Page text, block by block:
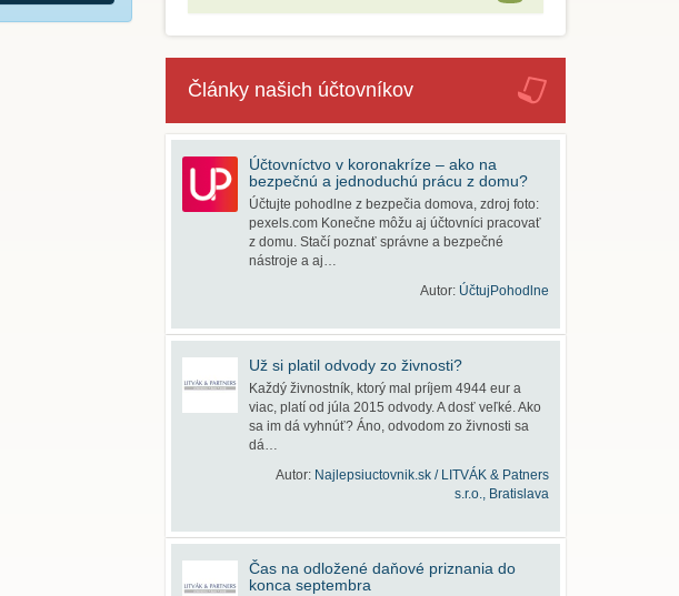
Články našich účtovníkov
Účtovníctvo v koronakríze – ako na
bezpečnú a jednoduchú prácu z domu?
Účtujte pohodlne z bezpečia domova, zdroj foto:
pexels.com Konečne môžu aj účtovníci pracovať
z domu. Stačí poznať správne a bezpečné
nástroje a aj…
Autor: ÚčtujPohodlne
Už si platil odvody zo živnosti?
Každý živnostník, ktorý mal príjem 4944 eur a
viac, platí od júla 2015 odvody. A dosť veľké. Ako
sa im dá vyhnúť? Áno, odvodom zo živnosti sa
dá…
Autor: Najlepsiuctovnik.sk / LITVÁK & Patners
s.r.o., Bratislava
Čas na odložené daňové priznania do
konca septembra